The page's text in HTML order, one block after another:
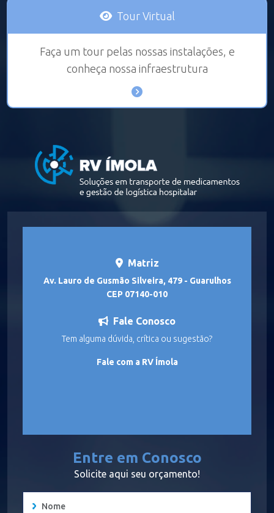
Tour Virtual
Faça um tour pelas nossas instalações, e
conheça nossa infraestrutura
Matriz
Av. Lauro de Gusmão Silveira, 479 - Guarulhos
CEP 07140-010
Fale Conosco
Tem alguma dúvida, crítica ou sugestão?
Fale com a RV Ímola
Entre em Conosco
Solicite aqui seu orçamento!